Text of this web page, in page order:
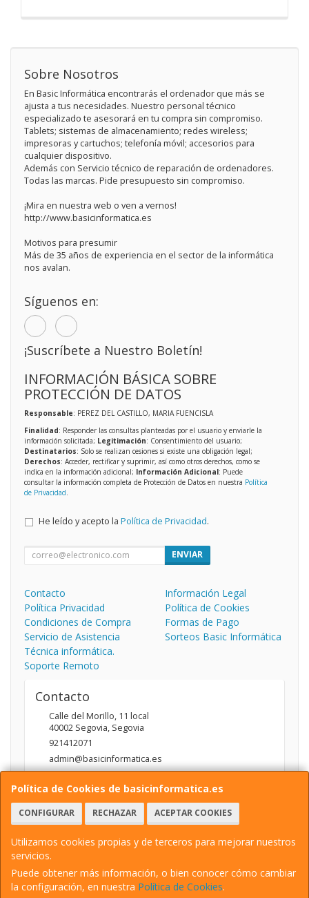
Política de Cookies de basicinformatica.es
CONFIGURAR RECHAZAR ACEPTAR COOKIES
Utilizamos cookies propias y de terceros para mejorar nuestros
servicios.
Puede obtener más información, o bien conocer cómo cambiar
la configuración, en nuestra Política de Cookies.
Sobre Nosotros
En Basic Informática encontrarás el ordenador que más se
ajusta a tus necesidades. Nuestro personal técnico
especializado te asesorará en tu compra sin compromiso.
Tablets; sistemas de almacenamiento; redes wireless;
impresoras y cartuchos; telefonía móvil; accesorios para
cualquier dispositivo.
Además con Servicio técnico de reparación de ordenadores.
Todas las marcas. Pide presupuesto sin compromiso.
¡Mira en nuestra web o ven a vernos!
http://www.basicinformatica.es
Motivos para presumir
Más de 35 años de experiencia en el sector de la informática
nos avalan.
Síguenos en:
¡Suscríbete a Nuestro Boletín!
INFORMACIÓN BÁSICA SOBRE
PROTECCIÓN DE DATOS
Responsable: PEREZ DEL CASTILLO, MARIA FUENCISLA
Finalidad: Responder las consultas planteadas por el usuario y enviarle la
información solicitada; Legitimación: Consentimiento del usuario;
Destinatarios: Solo se realizan cesiones si existe una obligación legal;
Derechos: Acceder, rectificar y suprimir, así como otros derechos, como se
indica en la información adicional; Información Adicional: Puede
consultar la información completa de Protección de Datos en nuestra Política
de Privacidad
He leído y acepto la Política de Privacidad.
ENVIAR
Contacto
Información Legal
Política Privacidad
Política de Cookies
Condiciones de Compra
Formas de Pago
Servicio de Asistencia
Técnica informática.
Soporte Remoto
Sorteos Basic Informática
Contacto
Calle del Morillo, 11 local
40002 Segovia, Segovia
921412071
admin@basicinformatica.es
Horario
L-V: 10:00 a 14:00h y de 17:00 a 20:00h / S: 10:00 a 14:00h
Basic Informática -Calle del Morillo, 11 local, 40002, Segovia, España. -
N.I.F.: 03420586A - Tfno: 921412071/ 641233588